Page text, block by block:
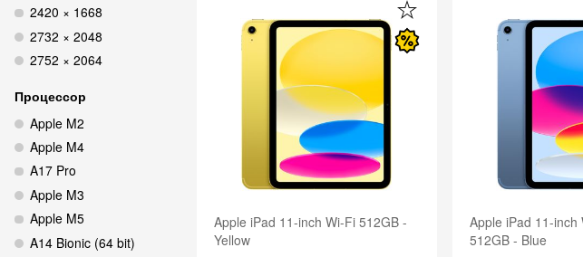
2420 × 1668
2732 × 2048
2752 × 2064
Процессор
Apple M2
Apple M4
A17 Pro
Apple M3
Apple M5
A14 Bionic (64 bit)
Apple iPad 11-inch Wi-Fi 512GB -
Yellow
Apple iPad 11-inch
512GB - Blue